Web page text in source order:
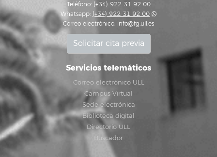
Teléfono: (+34) 922 31 92 00
Whatsapp: (+34) 922 31 92 00
Correo electrónico: info@fg.ull.es
Solicitar cita previa
Servicios telemáticos
Correo electrónico ULL
Campus Virtual
Sede electrónica
Biblioteca digital
Directorio ULL
Buscador